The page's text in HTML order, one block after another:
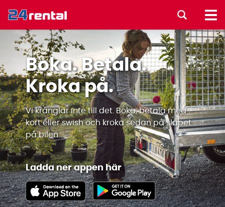
Boka. Betala.
Kroka på.
Vi krånglar inte till det. Boka, betala med
kort eller swish och kroka sedan på släpet
på bilen.
Ladda ner appen här